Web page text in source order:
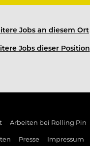
Jobs an diesem Ort
Jobs dieser Position
Arbeiten bei Rolling Pin
Presse Impressum